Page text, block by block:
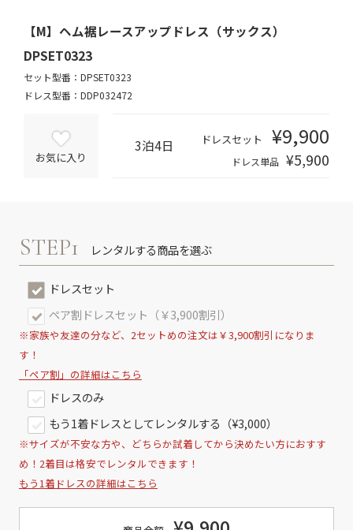
【M】ヘム裾レースアップドレス（サックス）
DPSET0323
セット型番：DPSET0323
ドレス型番：DDP032472
お気に入り
3泊4日 ドレスセット ¥9,900
ドレス単品 ¥5,900
STEP1 レンタルする商品を選ぶ
ドレスセット
ペア割ドレスセット（￥3,900割引）
※家族や友達の分など、2セットめの注文は￥3,900割引になりま
す！
「ペア割」の詳細はこちら
ドレスのみ
もう1着ドレスとしてレンタルする（¥3,000）
※サイズが不安な方や、どちらか試着してから決めたい方におすす
め！2着目は格安でレンタルできます！
もう1着ドレスの詳細はこちら